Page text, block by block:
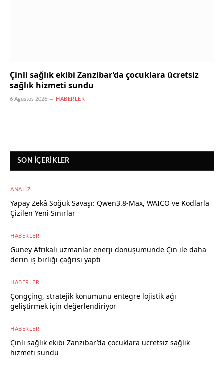
Çinli sağlık ekibi Zanzibar’da çocuklara ücretsiz
sağlık hizmeti sundu
6 Ağustos 2026 HABERLER
SON İÇERIKLER
ANALIZ
Yapay Zekâ Soğuk Savaşı: Qwen3.8-Max, WAICO ve Kodlarla
Çizilen Yeni Sınırlar
HABERLER
Güney Afrikalı uzmanlar enerji dönüşümünde Çin ile daha
derin iş birliği çağrısı yaptı
HABERLER
Çongçing, stratejik konumunu entegre lojistik ağı
geliştirmek için değerlendiriyor
HABERLER
Çinli sağlık ekibi Zanzibar’da çocuklara ücretsiz sağlık
hizmeti sundu